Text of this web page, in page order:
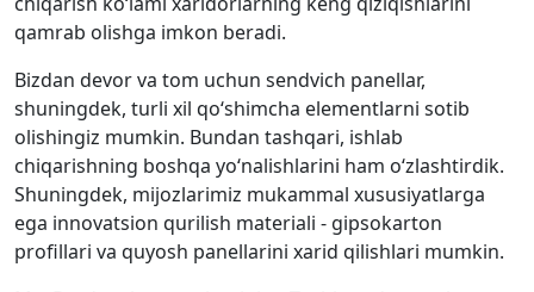
qamrab olishga imkon beradi.
Bizdan devor va tom uchun sendvich panellar,
shuningdek, turli xil qo‘shimcha elementlarni sotib
olishingiz mumkin. Bundan tashqari, ishlab
chiqarishning boshqa yo‘nalishlarini ham o‘zlashtirdik.
Shuningdek, mijozlarimiz mukammal xususiyatlarga
ega innovatsion qurilish materiali - gipsokarton
profillari va quyosh panellarini xarid qilishlari mumkin.